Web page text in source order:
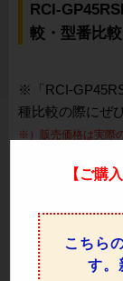
RCI-
較・型番比較
※「RCI-
種比較の際にぜ
※）販売価格は実際
メーカー
【ご購
こちら
す。